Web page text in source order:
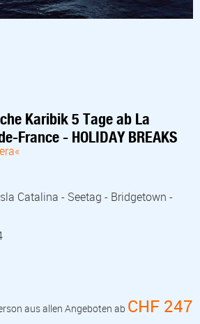
Karibik 5 Tage ab La
France - HOLIDAY BREAKS
Catalina - Seetag - Bridgetown -
aus allen Angeboten ab CHF 247